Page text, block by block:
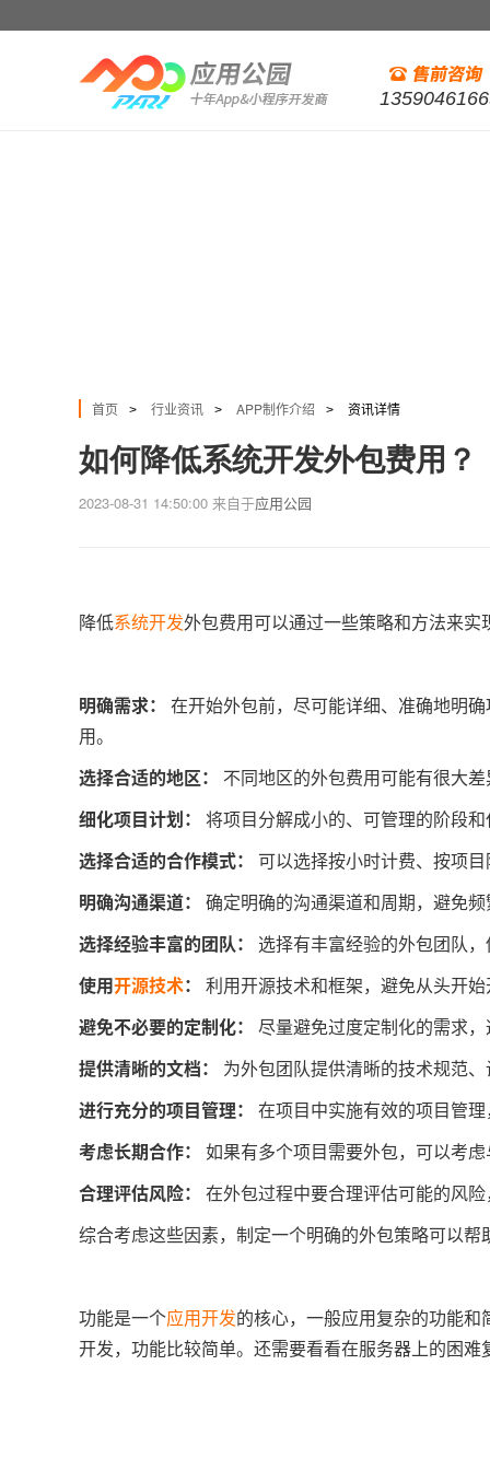
首页 > 行业资讯 > APP制作介绍 > 资讯详情
如何降低系统开发外包费用？
2023-08-31 14:50:00 来自于应用公园
降低系统开发外包费用可以通过一些策略和方法来
明确需求：
在开始外包前，尽可能详细、准确地明
用。
选择合适的地区：
不同地区的外包费用可能有很大
细化项目计划：
将项目分解成小的、可管理的阶段
选择合适的合作模式：
可以选择按小时计费、按项
明确沟通渠道：
确定明确的沟通渠道和周期，避免
选择经验丰富的团队：
选择有丰富经验的外包团队
使用开源技术：
利用开源技术和框架，避免从头开
避免不必要的定制化：
尽量避免过度定制化的需求
提供清晰的文档：
为外包团队提供清晰的技术规范
进行充分的项目管理：
在项目中实施有效的项目管
考虑长期合作：
如果有多个项目需要外包，可以考
合理评估风险：
在外包过程中要合理评估可能的风
综合考虑这些因素，制定一个明确的外包策略可以
功能是一个应用开发的核心，一般应用复杂的功能和
开发，功能比较简单。还需要看看在服务器上的困难